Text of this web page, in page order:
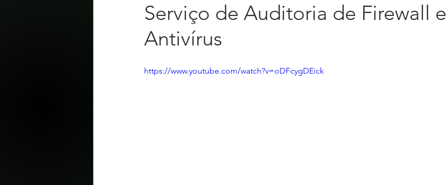
Serviço de Auditoria de Firewall e
Antivírus
https://www.youtube.com/watch?v=oDFcygDEick